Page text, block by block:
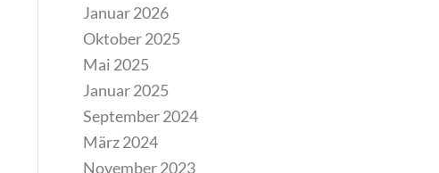
Januar 2026
Oktober 2025
Mai 2025
Januar 2025
September 2024
März 2024
November 2023